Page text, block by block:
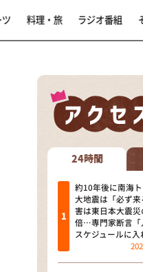
なるみ・
相席食堂
これ余談
～人生
～ やす
探偵！
料理・旅 ラジオ番組
24時間
約10年後に南海
大地震は「必ず来
害は東日本大震災
倍…専門家断言「
スケジュールに入